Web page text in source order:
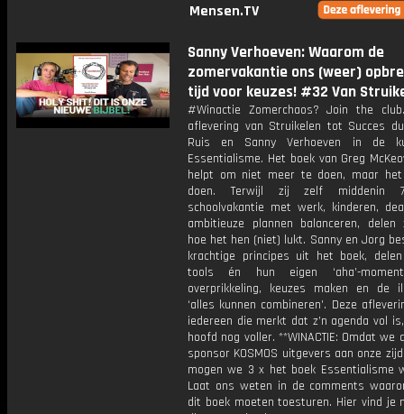
Mensen.TV
Sanny Verhoeven: Waarom de
zomervakantie ons (weer)
tijd voor keuzes! #32 Van
#Winactie Zomerchaos? Join the
aflevering van Struikelen tot Succes
Ruis en Sanny Verhoeven in de
Essentialisme. Het boek van Greg
helpt om niet meer te doen, maar
doen. Terwijl zij zelf middenin
schoolvakantie met werk, kinderen,
ambitieuze plannen balanceren,
hoe het hen (niet) lukt. Sanny en Jorg
krachtige principes uit het boek,
tools én hun eigen ‘aha’-
overprikkeling, keuzes maken en de
‘alles kunnen combineren’. Deze
iedereen die merkt dat z’n agenda vol
hoofd nog voller. **WINACTIE: Omdat we
sponsor KOSMOS uitgevers aan onze
mogen we 3 x het boek Essentialisme
Laat ons weten in de comments
dit boek moeten toesturen. Hier vind je